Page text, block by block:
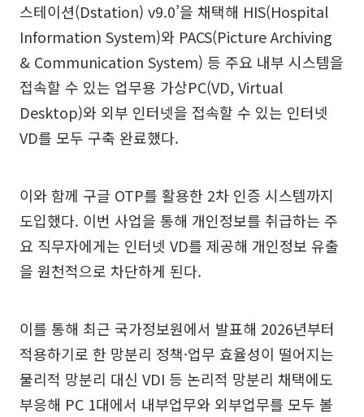
스테이션(Dstation) v9.0’을 채택해 HIS(Hospital
Information System)와 PACS(Picture Archiving
& Communication System) 등 주요 내부 시스템을
접속할 수 있는 업무용 가상PC(VD, Virtual
Desktop)와 외부 인터넷을 접속할 수 있는 인터넷
VD를 모두 구축 완료했다.
이와 함께 구글 OTP를 활용한 2차 인증 시스템까지
도입했다. 이번 사업을 통해 개인정보를 취급하는 주
요 직무자에게는 인터넷 VD를 제공해 개인정보 유출
을 원천적으로 차단하게 된다.
이를 통해 최근 국가정보원에서 발표해 2026년부터
적용하기로 한 망분리 정책·업무 효율성이 떨어지는
물리적 망분리 대신 VDI 등 논리적 망분리 채택에도
부응해 PC 1대에서 내부업무와 외부업무를 모두 볼